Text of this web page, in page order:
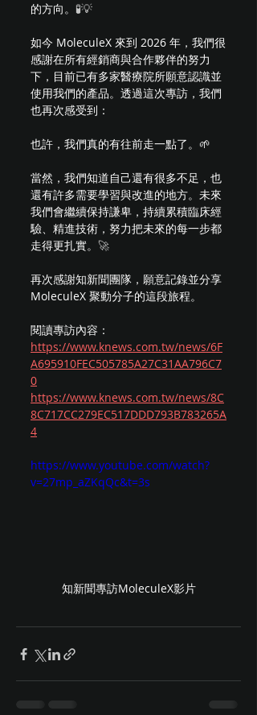
的方向。 🧪💡
如今 MoleculeX 來到 2026 年，我們很
感謝在所有經銷商與合作夥伴的努力
下，目前已有多家醫療院所願意認識並
使用我們的產品。透過這次專訪，我們
也再次感受到：
也許，我們真的有往前走一點了。🌱
當然，我們知道自己還有很多不足，也
還有許多需要學習與改進的地方。未來
我們會繼續保持謙卑，持續累積臨床經
驗、精進技術，努力把未來的每一步都
走得更扎實。 🚀
再次感謝知新聞團隊，願意記錄並分享
MoleculeX 聚動分子的這段旅程。
閱讀專訪內容：
https://www.knews.com.tw/news/6F
A695910FEC505785A27C31AA796C7
0
https://www.knews.com.tw/news/8C
8C717CC279EC517DDD793B783265A
4
https://www.youtube.com/watch?
v=27mp_aZKqQc&t=3s
知新聞專訪MoleculeX影片